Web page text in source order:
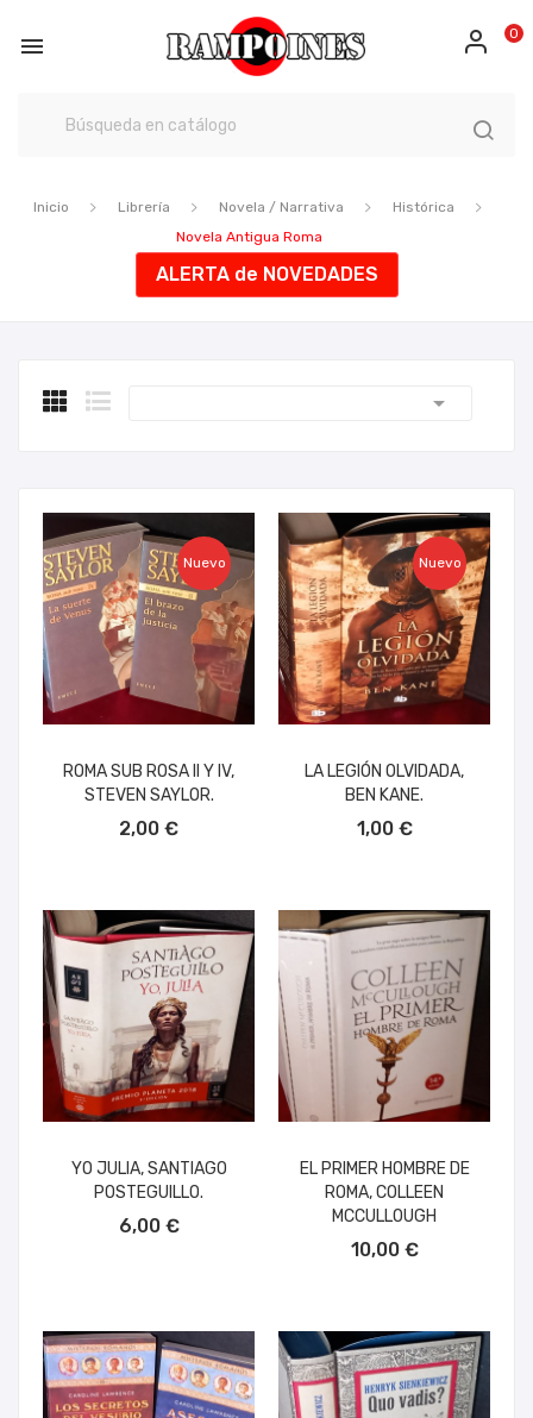
 0
Inicio Librería Novela / Narrativa
Histórica
Novela Antigua Roma
ALERTA de NOVEDADES

Nuevo
ROMA SUB ROSA II Y IV,
STEVEN SAYLOR.
2,00 €
Nuevo
LA LEGIÓN OLVIDADA,
BEN KANE.
1,00 €
YO JULIA, SANTIAGO
POSTEGUILLO.
6,00 €
EL PRIMER HOMBRE DE
ROMA, COLLEEN
MCCULLOUGH
10,00 €